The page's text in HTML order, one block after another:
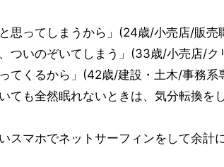
思ってしまうから」(24歳/小売店/販売
ついのぞいてしまう」(33歳/小売店/ク
てくるから」(42歳/建設・土木/事務系
ても全然眠れないときは、気分転換
スマホでネットサーフィンをして余計